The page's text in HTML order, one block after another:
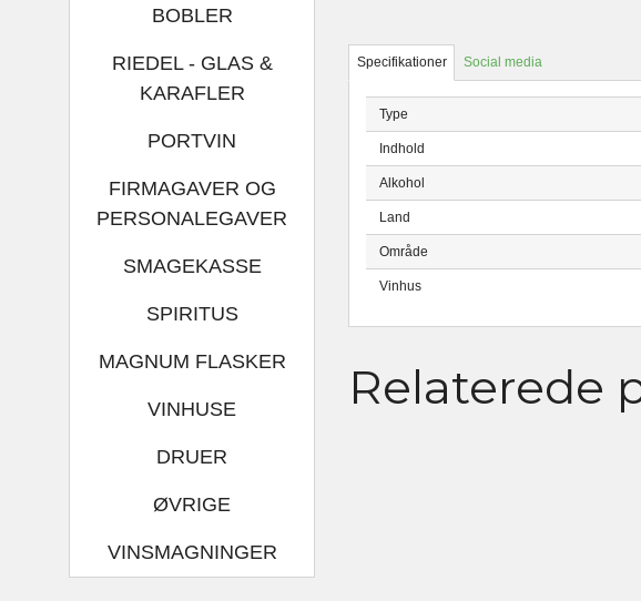
BOBLER
RIEDEL - GLAS &
KARAFLER
PORTVIN
FIRMAGAVER OG
PERSONALEGAVER
SMAGEKASSE
SPIRITUS
MAGNUM FLASKER
VINHUSE
DRUER
ØVRIGE
VINSMAGNINGER
Specifikationer Social media
Type
Indhold
Alkohol
Land
Område
Vinhus
Relaterede